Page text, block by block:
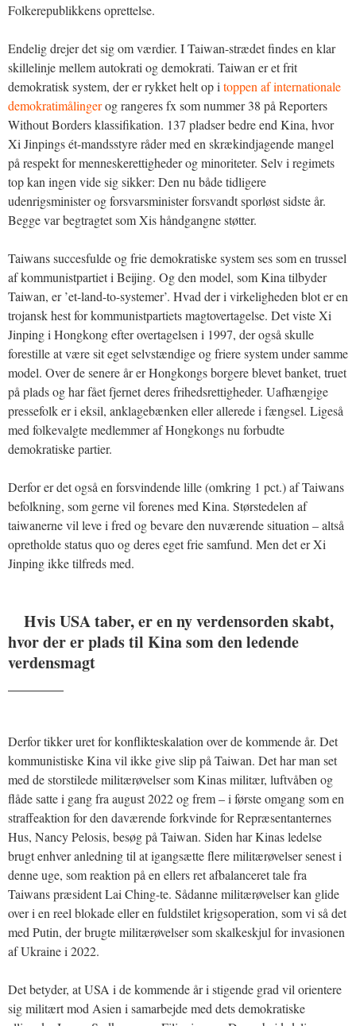
Folkerepublikkens oprettelse.
Endelig drejer det sig om værdier. I Taiwan-strædet findes en klar
skillelinje mellem autokrati og demokrati. Taiwan er et frit
demokratisk system, der er rykket helt op i toppen af internationale
demokratimålingerog rangeres fx som nummer 38 på Reporters
Without Borders klassifikation. 137 pladser bedre end Kina, hvor
Xi Jinpings ét-mandsstyre råder med en skrækindjagende mangel
på respekt for menneskerettigheder og minoriteter. Selv i regimets
top kan ingen vide sig sikker: Den nu både tidligere
udenrigsminister og forsvarsminister forsvandt sporløst sidste år.
Begge var begtragtet som Xis håndgangne støtter.
Taiwans succesfulde og frie demokratiske system ses som en trussel
af kommunistpartiet i Beijing. Og den model, som Kina tilbyder
Taiwan, er ’et-land-to-systemer’. Hvad der i virkeligheden blot er en
trojansk hest for kommunistpartiets magtovertagelse. Det viste Xi
Jinping i Hongkong efter overtagelsen i 1997, der også skulle
forestille at være sit eget selvstændige og friere system under samme
model. Over de senere år er Hongkongs borgere blevet banket, truet
på plads og har fået fjernet deres frihedsrettigheder. Uafhængige
pressefolk er i eksil, anklagebænken eller allerede i fængsel. Ligeså
med folkevalgte medlemmer af Hongkongs nu forbudte
demokratiske partier.
Derfor er det også en forsvindende lille (omkring 1 pct.) af Taiwans
befolkning, som gerne vil forenes med Kina. Størstedelen af
taiwanerne vil leve i fred og bevare den nuværende situation – altså
opretholde status quo og deres eget frie samfund. Men det er Xi
Jinping ikke tilfreds med.
Hvis USA taber, er en ny verdensorden skabt,
hvor der er plads til Kina som den ledende
verdensmagt
Derfor tikker uret for konflikteskalation over de kommende år. Det
kommunistiske Kina vil ikke give slip på Taiwan. Det har man set
med de storstilede militærøvelser som Kinas militær, luftvåben og
flåde satte i gang fra august 2022 og frem – i første omgang som en
straffeaktion for den daværende forkvinde for Repræsentanternes
Hus, Nancy Pelosis, besøg på Taiwan. Siden har Kinas ledelse
brugt enhver anledning til at igangsætte flere militærøvelser senest i
denne uge, som reaktion på en ellers ret afbalanceret tale fra
Taiwans præsident Lai Ching-te. Sådanne militærøvelser kan glide
over i en reel blokade eller en fuldstilet krigsoperation, som vi så det
med Putin, der brugte militærøvelser som skalkeskjul for invasionen
af Ukraine i 2022.
Det betyder, at USA i de kommende år i stigende grad vil orientere
sig militært mod Asien i samarbejde med dets demokratiske